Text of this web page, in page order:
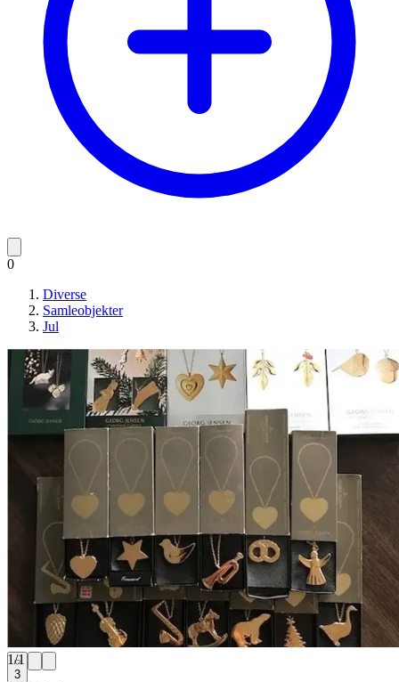
0
Diverse
Samleobjekter
Jul
1/1
3